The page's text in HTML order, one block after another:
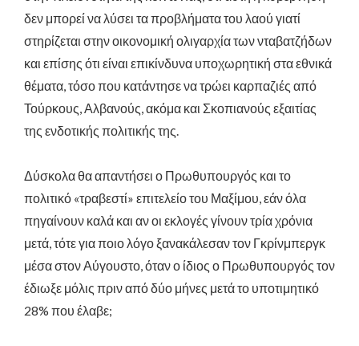
δεν μπορεί να λύσει τα προβλήματα του λαού γιατί
στηρίζεται στην οικονομική ολιγαρχία των νταβατζήδων
και επίσης ότι είναι επικίνδυνα υποχωρητική στα εθνικά
θέματα, τόσο που κατάντησε να τρώει καρπαζιές από
Τούρκους, Αλβανούς, ακόμα και Σκοπιανούς εξαιτίας
της ενδοτικής πολιτικής της.
Δύσκολα θα απαντήσει ο Πρωθυπουργός και το
πολιτικό «τραβεστί» επιτελείο του Μαξίμου, εάν όλα
πηγαίνουν καλά και αν οι εκλογές γίνουν τρία χρόνια
μετά, τότε για ποιο λόγο ξανακάλεσαν τον Γκρίνμπεργκ
μέσα στον Αύγουστο, όταν ο ίδιος ο Πρωθυπουργός τον
έδιωξε μόλις πριν από δύο μήνες μετά το υποτιμητικό
28% που έλαβε;